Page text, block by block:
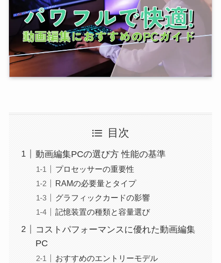
目次
動画編集PCの選び方 性能の基準
プロセッサーの重要性
RAMの必要量とタイプ
グラフィックカードの影響
記憶装置の種類と容量選び
コストパフォーマンスに優れた動画編集
PC
おすすめのエントリーモデル